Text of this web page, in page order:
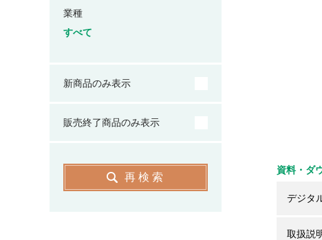
資料・ダ
デジタ
取扱説
業種
すべて
新商品のみ表示
販売終了商品のみ表示
再検索